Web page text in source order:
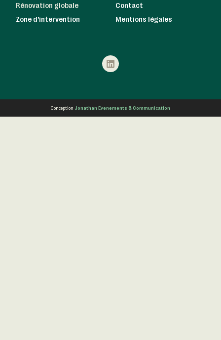
Rénovation globale
Zone d’intervention
Contact
Mentions légales
Conception Jonathan Evenements & Communication